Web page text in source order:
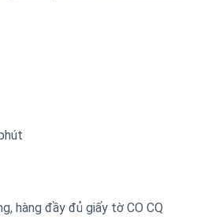
hàng đầy đủ giấy tờ CO CQ